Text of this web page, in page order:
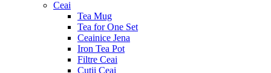
Ceai
Tea Mug
Tea for One Set
Ceainice Jena
Iron Tea Pot
Filtre Ceai
Cutii Ceai